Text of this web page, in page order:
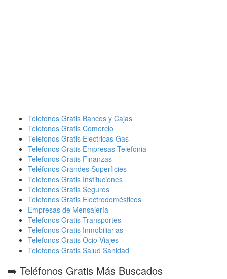
Telefonos Gratis Bancos y Cajas
Telefonos Gratis Comercio
Telefonos Gratis Electricas Gas
Telefonos Gratis Empresas Telefonia
Telefonos Gratis Finanzas
Teléfonos Grandes Superficies
Telefonos Gratis Instituciones
Telefonos Gratis Seguros
Telefonos Gratis Electrodomésticos
Empresas de Mensajería
Telefonos Gratis Transportes
Telefonos Gratis Inmobiliarias
Telefonos Gratis Ocio Viajes
Telefonos Gratis Salud Sanidad
➡️ Teléfonos Gratis Más Buscados